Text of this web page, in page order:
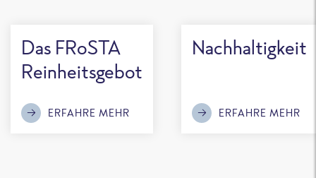
Das FRoSTA
Reinheitsgebot
ERFAHRE MEHR
Nachhaltigkeit
ERFAHRE MEHR